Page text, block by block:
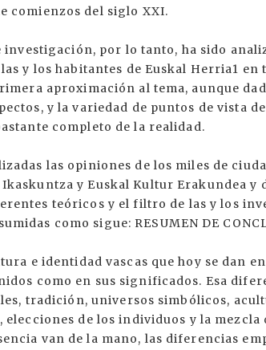
comienzos del siglo XXI.
investigación, por lo tanto, ha sido
y los habitantes de Euskal Herria1
aproximación al tema, aunque
y la variedad de puntos de vista
completo de la realidad.
las opiniones de los miles de
y Euskal Kultur Erakundea y
teóricos y el filtro de las y los
como sigue: RESUMEN DE
e identidad vascas que hoy se dan
como en sus significados. Esa
tradición, universos simbólicos,
elecciones de los individuos y la
van de la mano, las diferencias